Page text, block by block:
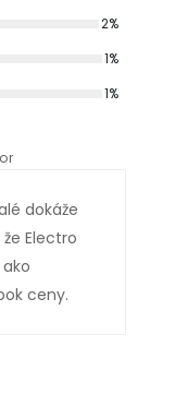
2%
1%
1%
dokáže
Electro
ceny.